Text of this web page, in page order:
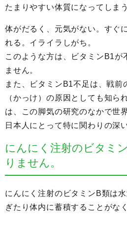
たまりやすい体質になってしま
体がだるく、元気がない。すぐ
れる。イライラしがち。
このような方は、ビタミンB1が
ません。
また、ビタミンB1不足は、戦前
（かっけ）の原因としても知ら
は、この脚気の研究のなかで世
日本人にとって特に関わりの深
にんにく注射のビタミ
りません。
にんにく注射のビタミンB類は
ぎたり体内に蓄積することがな